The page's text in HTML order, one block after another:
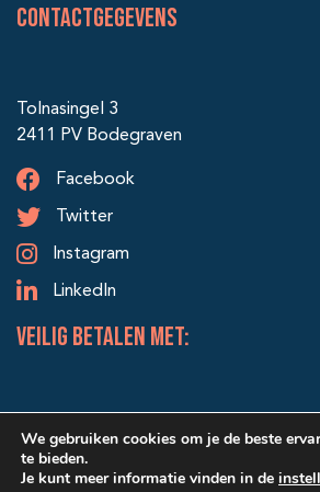
Contactgegevens
Tolnasingel 3
2411 PV Bodegraven
Facebook
Twitter
Instagram
LinkedIn
veilig betalen met:
We gebruiken cookies om je de beste
te bieden.
Je kunt meer informatie vinden in de